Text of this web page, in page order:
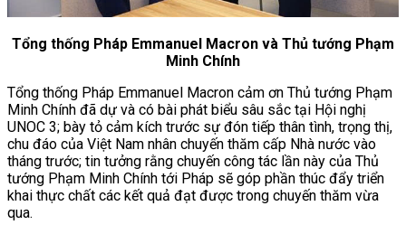
Tổng thống Pháp Emmanuel Macron và Thủ tướng Phạm
Minh Chính
Tổng thống Pháp Emmanuel Macron cảm ơn Thủ tướng Phạm
Minh Chính đã dự và có bài phát biểu sâu sắc tại Hội nghị
UNOC 3; bày tỏ cảm kích trước sự đón tiếp thân tình, trọng thị,
chu đáo của Việt Nam nhân chuyến thăm cấp Nhà nước vào
tháng trước; tin tưởng rằng chuyến công tác lần này của Thủ
tướng Phạm Minh Chính tới Pháp sẽ góp phần thúc đẩy triển
khai thực chất các kết quả đạt được trong chuyến thăm vừa
qua.